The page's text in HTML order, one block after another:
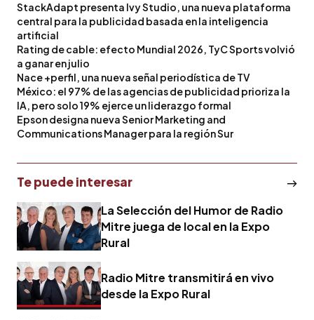
StackAdapt presenta Ivy Studio, una nueva plataforma
central para la publicidad basada en la inteligencia
artificial
Rating de cable: efecto Mundial 2026, TyC Sports volvió
a ganar en julio
Nace +perfil, una nueva señal periodística de TV
México: el 97% de las agencias de publicidad prioriza la
IA, pero solo 19% ejerce un liderazgo formal
Epson designa nueva Senior Marketing and
Communications Manager para la región Sur
Te puede interesar
La Selección del Humor de Radio
Mitre juega de local en la Expo
Rural
Radio Mitre transmitirá en vivo
desde la Expo Rural